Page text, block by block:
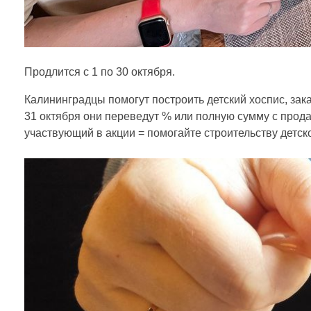
е
н
ь
х
Продлится с 1 по 30 октября.
Калининградцы помогут построить детский хоспис,
31 октября они переведут % или полную сумму с
участвующий в акции = помогайте строительству